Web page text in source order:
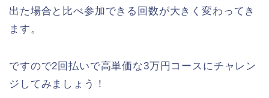
出た場合と比べ参加できる回数が大きく変わってき
ます。
ですので2回払いで高単価な3万円コースにチャレン
ジしてみましょう！